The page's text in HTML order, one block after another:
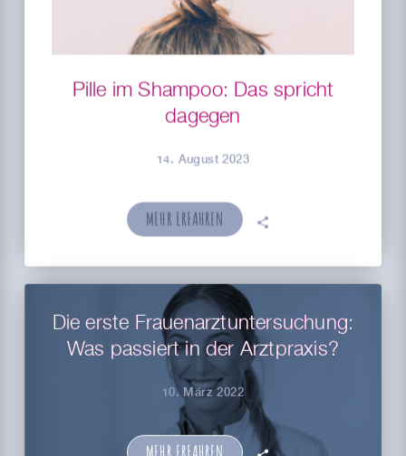
Pille im Shampoo: Das spricht
dagegen
14. August 2023
MEHR ERFAHREN 🗣
Die erste Frauenarztuntersuchung:
Was passiert in der Arztpraxis?
10. März 2022